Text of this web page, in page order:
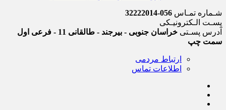
شـماره تمـاس 056-32222014
پسـت الـکترونیـکی
آدرس پسـتی
خراسان جنوبی - بیرجند - طالقانی 11 - فرعی اول
سمت چپ
ارتباط مردمی
اطلاعات تماس